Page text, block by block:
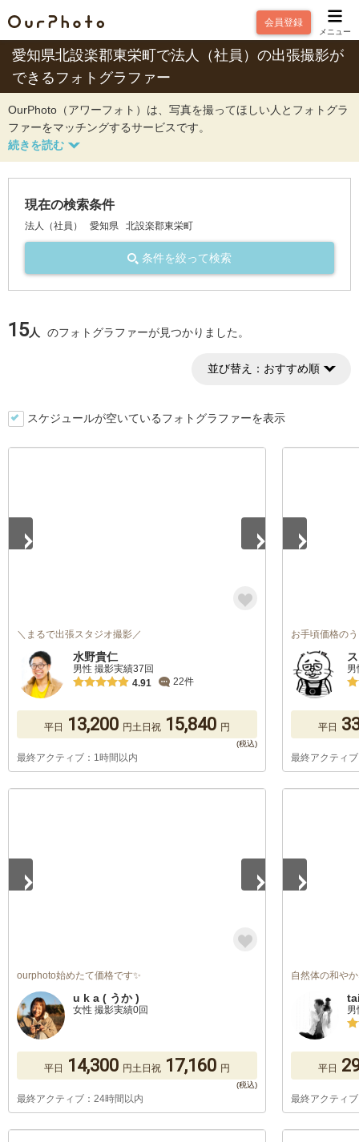
会員登録
メニュー
愛知県北設楽郡東栄町で法人（社員）の出張撮影が
できるフォトグラファー
OurPhoto（アワーフォト）は、写真を撮ってほしい人とフォトグラ
ファーをマッチングするサービスです。
現在の検索条件
法人（社員） 愛知県 北設楽郡東栄町
条件を絞って検索
15人 のフォトグラファーが見つかりました。
並び替え： おすすめ順
スケジュールが空いているフォトグラファーを表示
＼まるで出張スタジオ撮影／
水野貴仁
男性 撮影実績37回
4.91
22件
平日 13,200 円土日祝 15,840 円
最終アクティブ：1時間以内
お手頃価格の
平日
最終アクティ
ourphoto始めたて価格です✨
u k a ( うか )
女性 撮影実績0回
平日 14,300 円土日祝 17,160 円
最終アクティブ：24時間以内
自然体の和や
平日
最終アクティ